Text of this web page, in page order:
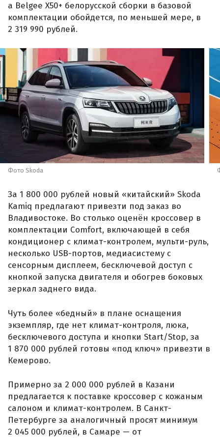
а Belgee X50+ белорусской сборки в базовой
комплектации обойдется, по меньшей мере, в
2 319 990 рублей.
Фото Skoda
За 1 800 000 рублей новый «китайский» Skoda
Kamiq предлагают привезти под заказ во
Владивостоке. Во столько оценён кроссовер в
комплектации Comfort, включающей в себя
кондиционер с климат-контролем, мульти-руль,
несколько USB-портов, медиасистему с
сенсорным дисплеем, бесключевой доступ с
кнопкой запуска двигателя и обогрев боковых
зеркал заднего вида.
Чуть более «бедный» в плане оснащения
экземпляр, где нет климат-контроля, люка,
бесключевого доступа и кнопки Start/Stop, за
1 870 000 рублей готовы «под ключ» привезти в
Кемерово.
Примерно за 2 000 000 рублей в Казани
предлагается к поставке кроссовер с кожаным
салоном и климат-контролем. В Санкт-
Петербурге за аналогичный просят минимум
2 045 000 рублей, в Самаре — от